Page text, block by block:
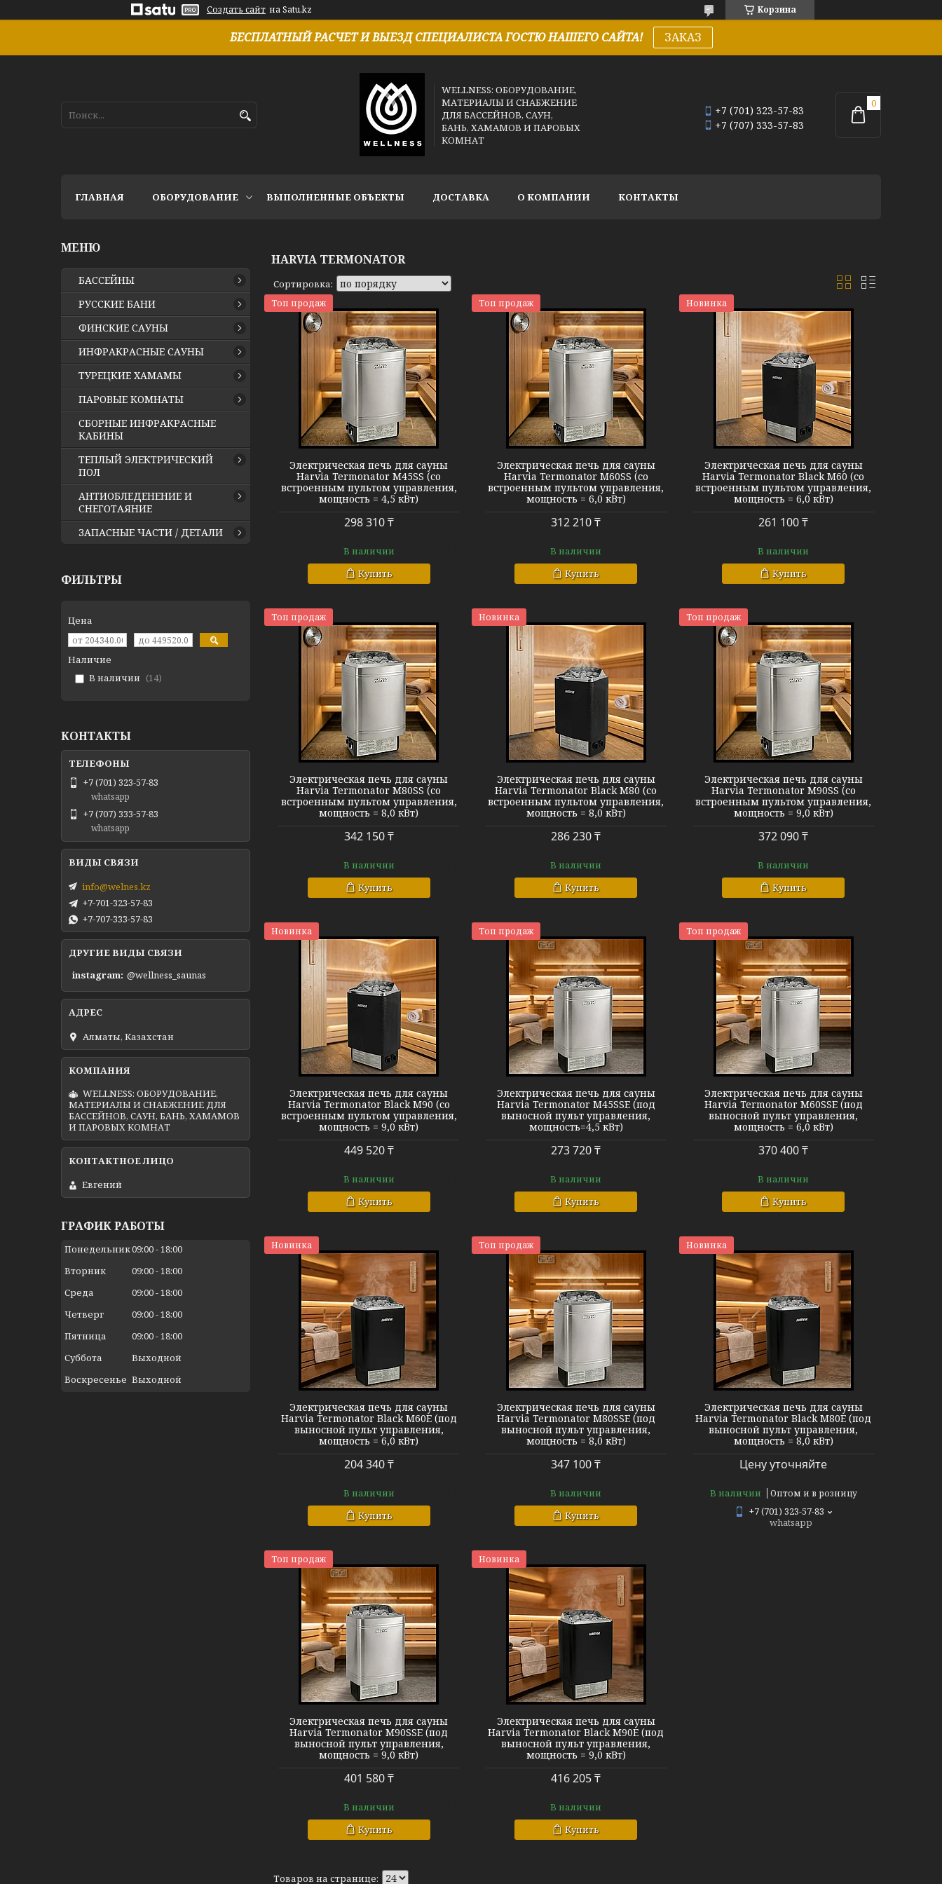
Создать сайт на Satu.kz Корзина
БЕСПЛАТНЫЙ РАСЧЕТ И ВЫЕЗД СПЕЦИАЛИСТА ГОСТЮ НАШЕГО САЙТА! ЗАКАЗ
WELLNESS: ОБОРУДОВАНИЕ,
МАТЕРИАЛЫ И СНАБЖЕНИЕ
ДЛЯ БАССЕЙНОВ, САУН,
БАНЬ, ХАМАМОВ И ПАРОВЫХ
КОМНАТ
+7 (701) 323-57-83
+7 (707) 333-57-83
ГЛАВНАЯ ОБОРУДОВАНИЕ ВЫПОЛНЕННЫЕ ОБЪЕКТЫ ДОСТАВКА О КОМПАНИИ КОНТАКТЫ
HARVIA TERMONATOR
Топ продаж
Harvia Termonator M45SS
Электрическая печь для сауны
Harvia Termonator M45SS (со
встроенным пультом управления,
мощность = 4,5 кВт)
298 310 ₸
В наличии
Купить
Топ продаж
Harvia Termonator M60SS
Электрическая печь для сауны
Harvia Termonator M60SS (со
встроенным пультом управления,
мощность = 6,0 кВт)
312 210 ₸
В наличии
Купить
Новинка
Harvia Termonator BK M60
Электрическая печь для сауны
Harvia Termonator Black M60 (со
встроенным пультом управления,
мощность = 6,0 кВт)
261 100 ₸
В наличии
Купить
Топ продаж
Электрическая печь для сауны
Harvia Termonator M80SS (со
встроенным пультом управления,
мощность = 8,0 кВт)
342 150 ₸
В наличии
Купить
Новинка
Harvia Termonator BK M80
Электрическая печь для сауны
Harvia Termonator Black M80 (со
встроенным пультом управления,
мощность = 8,0 кВт)
286 230 ₸
В наличии
Купить
Топ продаж
Harvia Termonator M90SS
Электрическая печь для сауны
Harvia Termonator M90SS (со
встроенным пультом управления,
мощность = 9,0 кВт)
372 090 ₸
В наличии
Купить
Новинка
Harvia Termonator BK M90
Электрическая печь для сауны
Harvia Termonator Black M90 (со
встроенным пультом управления,
мощность = 9,0 кВт)
449 520 ₸
В наличии
Купить
Топ продаж
Harvia Termonator M45SSE
Электрическая печь для сауны
Harvia Termonator M45SSE (под
выносной пульт управления,
мощность=4,5 кВт)
273 720 ₸
В наличии
Купить
Топ продаж
Harvia Termonator M60SSE
Электрическая печь для сауны
Harvia Termonator M60SSE (под
выносной пульт управления,
мощность = 6,0 кВт)
370 400 ₸
В наличии
Купить
Новинка
Harvia Termonator BK M60E
Электрическая печь для сауны
Harvia Termonator Black M60E (под
выносной пульт управления,
мощность = 6,0 кВт)
204 340 ₸
В наличии
Купить
Топ продаж
Harvia Termonator M80SSE
Электрическая печь для сауны
Harvia Termonator M80SSE (под
выносной пульт управления,
мощность = 8,0 кВт)
347 100 ₸
В наличии
Купить
Новинка
Harvia Termonator BK M80E
Электрическая печь для сауны
Harvia Termonator Black M80E (под
выносной пульт управления,
мощность = 8,0 кВт)
Цену уточняйте
В наличии Оптом и в розницу
+7 (701) 323-57-83
whatsapp
Топ продаж
Электрическая печь для сауны
Harvia Termonator M90SSE (под
выносной пульт управления,
мощность = 9,0 кВт)
401 580 ₸
В наличии
Купить
Новинка
Harvia Termonator BK M90E
Электрическая печь для сауны
Harvia Termonator Black M90E (под
выносной пульт управления,
мощность = 9,0 кВт)
416 205 ₸
В наличии
Купить
БАССЕЙНЫ
РУССКИЕ БАНИ
ФИНСКИЕ САУНЫ
ИНФРАКРАСНЫЕ САУНЫ
ТУРЕЦКИЕ ХАМАМЫ
ПАРОВЫЕ КОМНАТЫ
СБОРНЫЕ ИНФРАКРАСНЫЕ
КАБИНЫ
ТЕПЛЫЙ ЭЛЕКТРИЧЕСКИЙ
ПОЛ
АНТИОБЛЕДЕНЕНИЕ И
СНЕГОТАЯНИЕ
ЗАПАСНЫЕ ЧАСТИ / ДЕТАЛИ
ФИЛЬТРЫ
Цена
Наличие
В наличии
14
КОНТАКТЫ
+7 (701) 323-57-83
whatsapp
+7 (707) 333-57-83
whatsapp
info@welnes.kz
+7-701-323-57-83
+7-707-333-57-83
ДРУГИЕ ВИДЫ СВЯЗИ
instagram @wellness_saunas
Алматы, Казахстан
WELLNESS: ОБОРУДОВАНИЕ,
МАТЕРИАЛЫ И СНАБЖЕНИЕ ДЛЯ
БАССЕЙНОВ, САУН, БАНЬ, ХАМАМОВ
И ПАРОВЫХ КОМНАТ
Евгений
ГРАФИК РАБОТЫ
Понедельник09:00 18:00
Вторник
09:00 18:00
Среда
09:00 18:00
Четверг
09:00 18:00
Пятница
09:00 18:00
Суббота
Выходной
Воскресенье Выходной